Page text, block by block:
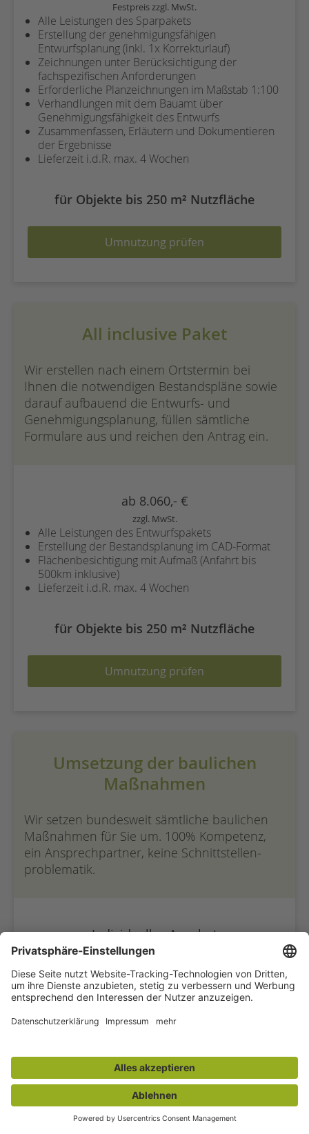
Festpreis zzgl. MwSt.
Alle Leistungen des Sparpakets
Erstellung der genehmigungsfähigen
Entwurfsplanung (inkl. 1x Korrekturlauf)
Zeichnungen unter Berücksichtigung der
fachspezifischen Anforderungen
Erforderliche Planzeichnungen im Maßstab 1:100
Verhandlungen mit dem Bauamt über
Genehmigungsfähigkeit des Entwurfs
Zusammenfassen, Erläutern und Dokumentieren
der Ergebnisse
Lieferzeit i.d.R. max. 4 Wochen
für Objekte bis 250 m² Nutzfläche
Umnutzung prüfen
All inclusive Paket
Wir erstellen nach einem Ortstermin bei
Ihnen die notwendigen Bestandspläne sowie
darauf aufbauend die Entwurfs- und
Genehmigungsplanung, füllen sämtliche
Formulare aus und reichen den Antrag ein.
ab 8.060,- €
zzgl. MwSt.
Alle Leistungen des Entwurfspakets
Erstellung der Bestandsplanung im CAD-Format
Flächenbesichtigung mit Aufmaß (Anfahrt bis
500km inklusive)
Lieferzeit i.d.R. max. 4 Wochen
für Objekte bis 250 m² Nutzfläche
Umnutzung prüfen
Umsetzung der baulichen
Maßnahmen
Wir setzen bundesweit sämtliche baulichen
Maßnahmen für Sie um. 100% Kompetenz,
ein Ansprech­partner, keine Schnittstellen­
problematik.
Individuelles Angebot
Ausführungsplanung
Metallbau, Fenster und Türen
Maler und Anstricharbeiten
Sanitär, Heizung, Klima- und Lüftungs­anlagen
Akkustik-, Trockenbau, Brandschutz
Umnutzung prüfen